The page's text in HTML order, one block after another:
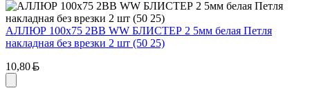
АЛЛЮР 100х75 2BB WW БЛИСТЕР 2 5мм белая Петля
накладная без врезки 2 шт (50 25)
10,80